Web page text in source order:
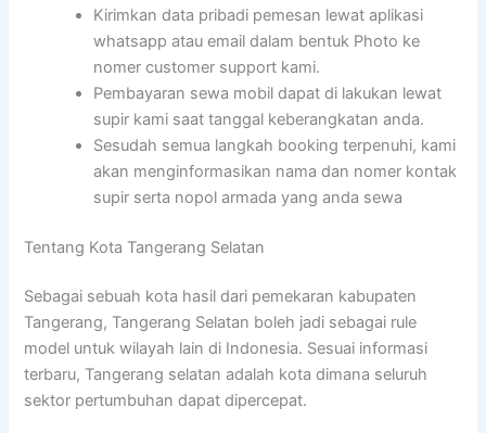
Kirimkan data pribadi pemesan lewat aplikasi
whatsapp atau email dalam bentuk Photo ke
nomer customer support kami.
Pembayaran sewa mobil dapat di lakukan lewat
supir kami saat tanggal keberangkatan anda.
Sesudah semua langkah booking terpenuhi, kami
akan menginformasikan nama dan nomer kontak
supir serta nopol armada yang anda sewa
Tentang Kota Tangerang Selatan
Sebagai sebuah kota hasil dari pemekaran kabupaten
Tangerang, Tangerang Selatan boleh jadi sebagai rule
model untuk wilayah lain di Indonesia. Sesuai informasi
terbaru, Tangerang selatan adalah kota dimana seluruh
sektor pertumbuhan dapat dipercepat.